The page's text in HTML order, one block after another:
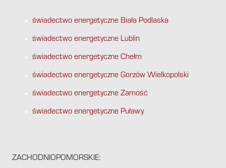
świadectwo energetyczne Biała Podlaska
świadectwo energetyczne Lublin
świadectwo energetyczne Chełm
świadectwo energetyczne Gorzów Wielkopolski
świadectwo energetyczne Zamość
świadectwo energetyczne Puławy
ZACHODNIOPOMORSKIE: